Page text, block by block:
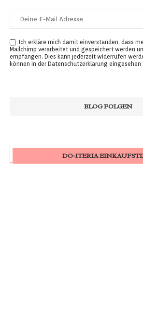
Ich erkläre mich damit einverstanden, dass
Mailchimp verarbeitet und gespeichert werden
empfangen. Dies kann jederzeit widerrufen
können in der Datenschutzerklärung eingesehen
DO-ITERIA